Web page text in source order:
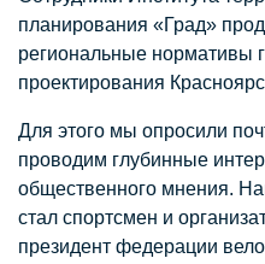
планирования «Град»
региональные нормативы
проектирования
Для этого мы опросили
проводим глубинные
общественного мнения.
стал спортсмен и
президент федерации